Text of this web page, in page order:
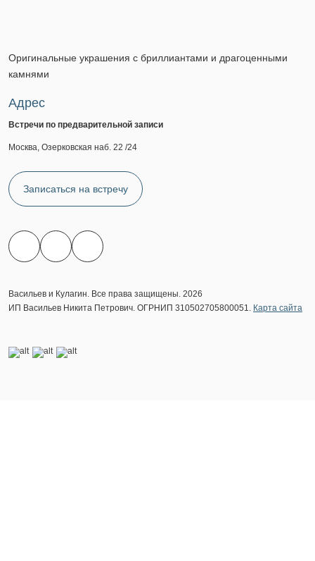
Оригинальные украшения с бриллиантами и драгоценными
камнями
Адрес
Встречи по предварительной записи
Москва, Озерковская наб. 22 /24
Записаться на встречу
Васильев и Кулагин. Все права защищены. 2026
ИП Васильев Никита Петрович. ОГРНИП 310502705800051. Карта сайта